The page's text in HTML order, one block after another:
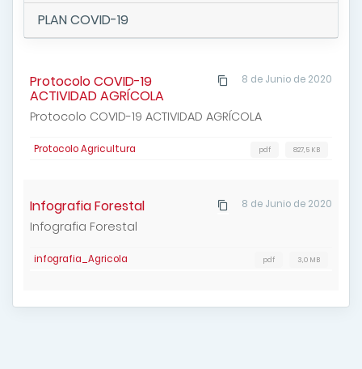
PLAN COVID-19
8 de Junio de 2020
Protocolo COVID-19
ACTIVIDAD AGRÍCOLA
Protocolo COVID-19 ACTIVIDAD AGRÍCOLA
Protocolo Agricultura 827,5 KB
pdf
8 de Junio de 2020
Infografia Forestal
Infografia Forestal
infografia_Agricola 3,0 MB
pdf